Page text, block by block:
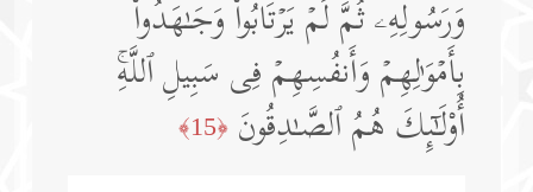
وَرَسُولِهِۦ ثُمَّ لَمۡ یَرۡتَابُوا۟ وَجَـٰهَدُوا۟
بِأَمۡوَ ٰ⁠لِهِمۡ وَأَنفُسِهِمۡ فِی سَبِیلِ ٱللَّهِۚ
أُو۟لَـٰۤىِٕكَ هُمُ ٱلصَّـٰدِقُونَ ﴿15﴾